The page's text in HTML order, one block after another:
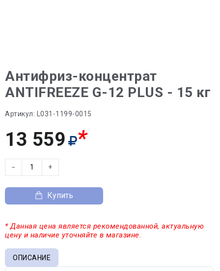
Антифриз-концентрат
ANTIFREEZE G-12 PLUS - 15 кг
Артикул: L031-1199-0015
13 559 *
− +
Купить
* Данная цена является рекомендованной, актуальную
цену и наличие уточняйте в магазине.
ОПИСАНИЕ